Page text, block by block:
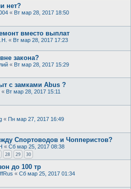
нет?
« Вт мар 28, 2017 18:50
вместо выплат
« Вт мар 28, 2017 17:23
закона?
« Вт мар 28, 2017 15:29
с замками Abus ?
« Вт мар 28, 2017 15:11
« Пн мар 27, 2017 16:49
Спортоводов и Чопперистов?
« Сб мар 25, 2017 08:38
28 29 30
до 100 тр
« Сб мар 25, 2017 01:34